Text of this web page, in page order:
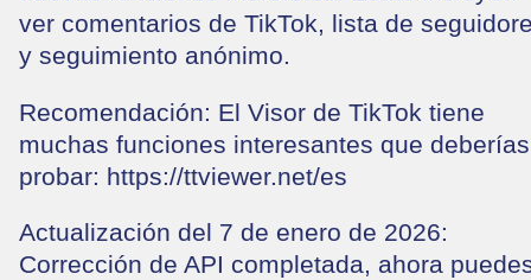
ver comentarios de TikTok, lista de
y seguimiento anónimo.
Recomendación: El Visor de TikTok tiene
muchas funciones interesantes que deberías
probar: https://ttviewer.net/es
Actualización del 7 de enero de 2026:
Corrección de API completada, ahora